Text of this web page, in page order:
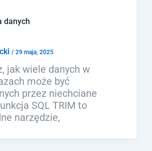
danych
/ 29 maja, 2025
jak wiele danych w
może być
przez niechciane
SQL TRIM to
narzędzie,